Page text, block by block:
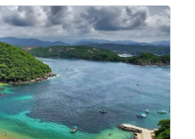
¿QUÉ HACER?
de increíbles paseos en
barco.
en la jungla.
la naturaleza al visitar
sus parques ecológicos.